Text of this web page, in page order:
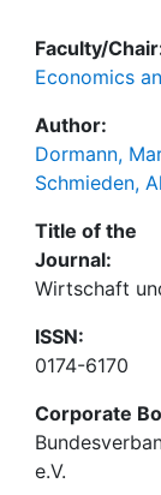
Faculty/
Economics
Author:
Dormann,
Schmieden,
Title of the
Journal:
Wirtschaft
ISSN:
0174-6170
Corporate
e.V.